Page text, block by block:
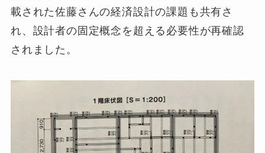
載された佐藤さんの経済設計の課題も共有さ
れ、設計者の固定概念を超える必要性が再確認
されました。